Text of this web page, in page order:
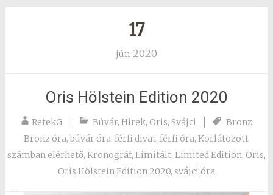
17
jún 2020
Oris Hölstein Edition 2020
RetekG Búvár,Hirek, Oris,Svájci Bronz,
Bronz óra,búvár óra,férfi divat,férfi óra,Korlátozott
számban elérhető, Kronográf, Limitált, Limited Edition, Oris,
Oris Hölstein Edition 2020, svájci óra